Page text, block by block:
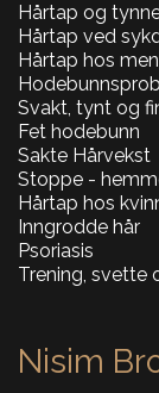
Hårtap og
Hårtap ved
Hårtap hos
Svakt, tynt og
Fet hodebunn
Sakte Hårvekst
Stoppe -
Hårtap hos
Inngrodde hår
Psoriasis
Trening, svette
Nisim